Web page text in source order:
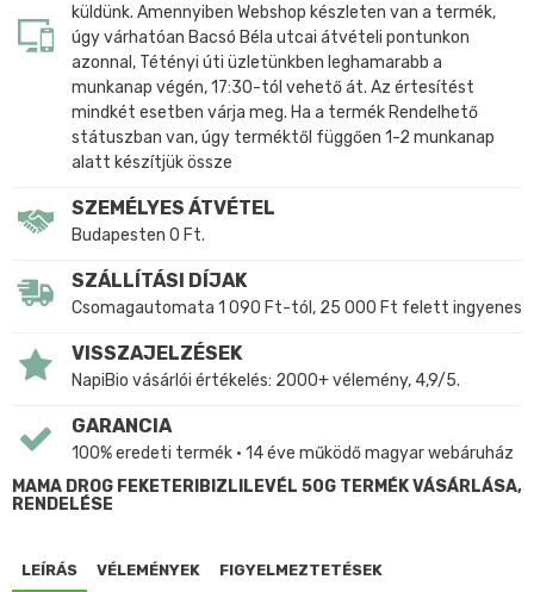
küldünk. Amennyiben Webshop készleten van a termék,
úgy várhatóan Bacsó Béla utcai átvételi pontunkon
azonnal, Tétényi úti üzletünkben leghamarabb a
munkanap végén, 17:30-tól vehető át. Az értesítést
mindkét esetben várja meg. Ha a termék Rendelhető
státuszban van, úgy terméktől függően 1-2 munkanap
alatt készítjük össze
SZEMÉLYES ÁTVÉTEL
Budapesten 0 Ft.
SZÁLLÍTÁSI DÍJAK
Csomagautomata 1 090 Ft-tól, 25 000 Ft felett ingyenes
VISSZAJELZÉSEK
NapiBio vásárlói értékelés: 2000+ vélemény, 4,9/5.
GARANCIA
100% eredeti termék • 14 éve működő magyar webáruház
MAMA DROG FEKETERIBIZLILEVÉL 50G TERMÉK VÁSÁRLÁSA,
RENDELÉSE
LEÍRÁS VÉLEMÉNYEK FIGYELMEZTETÉSEK